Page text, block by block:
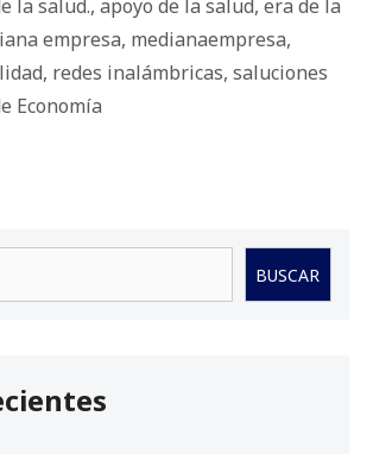
la salud., apoyo de la salud, era de la
empresa, medianaempresa,
, redes inalámbricas, saluciones
Economía
BUSCAR